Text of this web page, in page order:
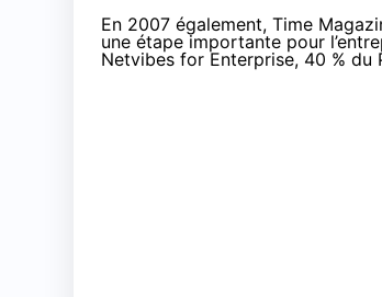
En 2007 également, Time
une étape importante pour
Netvibes for Enterprise, 40 % du